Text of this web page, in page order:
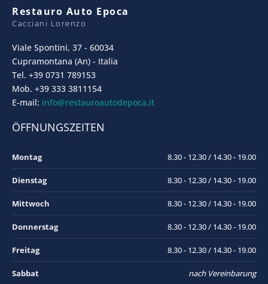
Restauro Auto Epoca
Cacciani Lorenzo
Viale Spontini, 37 - 60034
Cupramontana (An) - Italia
Tel. +39 0731 789153
Mob. +39 333 3811154
E-mail: info@restauroautodepoca.it
ÖFFNUNGSZEITEN
Montag 8.30 - 12.30 / 14.30 - 19.00
Dienstag 8.30 - 12.30 / 14.30 - 19.00
Mittwoch 8.30 - 12.30 / 14.30 - 19.00
Donnerstag 8.30 - 12.30 / 14.30 - 19.00
Freitag 8.30 - 12.30 / 14.30 - 19.00
Sabbat nach Vereinbarung